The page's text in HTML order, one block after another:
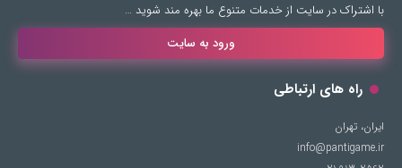
با اشتراک در سایت از خدمات متنوع ما بهره مند شوید …
ورود به سایت
راه های ارتباطی
ایران، تهران
info@pantigame.ir